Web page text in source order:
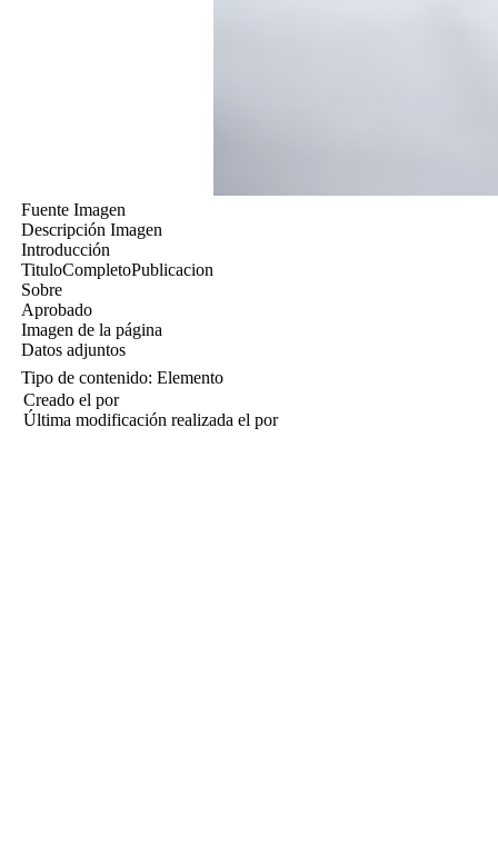
Fuente Imagen
Descripción Imagen
Introducción
TituloCompletoPublicacion
Sobre
Aprobado
Imagen de la página
Datos adjuntos
Tipo de contenido: Elemento
Creado el por
Última modificación realizada el por